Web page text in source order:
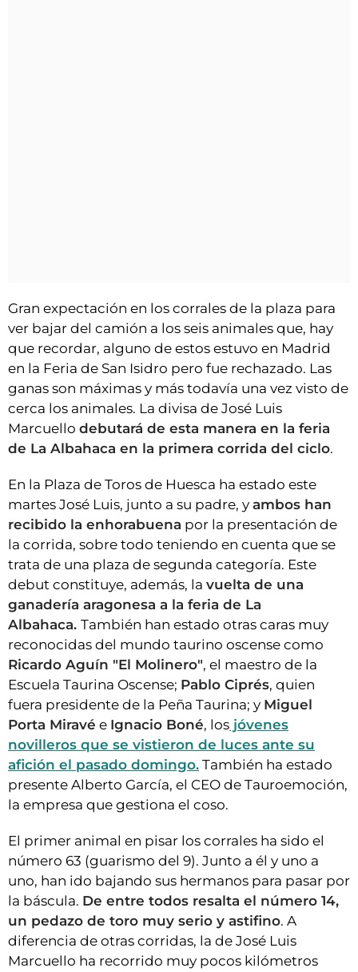
Gran expectación en los corrales de la plaza para
ver bajar del camión a los seis animales que, hay
que recordar, alguno de estos estuvo en Madrid
en la Feria de San Isidro pero fue rechazado. Las
ganas son máximas y más todavía una vez visto de
cerca los animales. La divisa de José Luis
Marcuello debutará de esta manera en la feria
de La Albahaca en la primera corrida del ciclo.
En la Plaza de Toros de Huesca ha estado este
martes José Luis, junto a su padre, y ambos han
recibido la enhorabuena por la presentación de
la corrida, sobre todo teniendo en cuenta que se
trata de una plaza de segunda categoría. Este
debut constituye, además, la vuelta de una
ganadería aragonesa a la feria de La
Albahaca. También han estado otras caras muy
reconocidas del mundo taurino oscense como
Ricardo Aguín "El Molinero", el maestro de la
Escuela Taurina Oscense; Pablo Ciprés, quien
fuera presidente de la Peña Taurina; y Miguel
Porta Miravé e Ignacio Boné, los jóvenes
novilleros que se vistieron de luces ante su
afición el pasado domingo. También ha estado
presente Alberto García, el CEO de Tauroemoción,
la empresa que gestiona el coso.
El primer animal en pisar los corrales ha sido el
número 63 (guarismo del 9). Junto a él y uno a
uno, han ido bajando sus hermanos para pasar por
la báscula. De entre todos resalta el número 14,
un pedazo de toro muy serio y astifino. A
diferencia de otras corridas, la de José Luis
Marcuello ha recorrido muy pocos kilómetros